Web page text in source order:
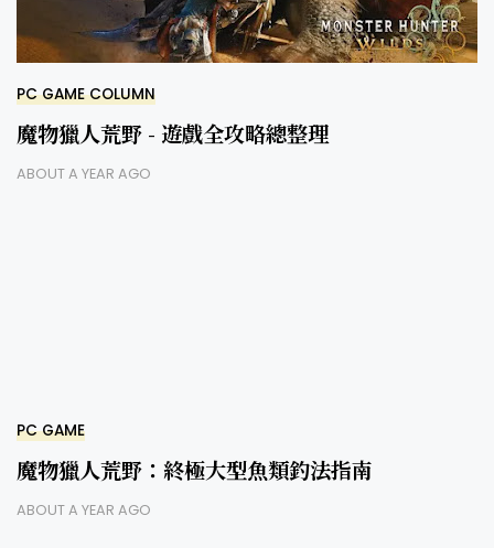
PC GAME COLUMN
魔物獵人荒野 - 遊戲全攻略總整理
ABOUT A YEAR AGO
PC GAME
魔物獵人荒野：終極大型魚類釣法指南
ABOUT A YEAR AGO